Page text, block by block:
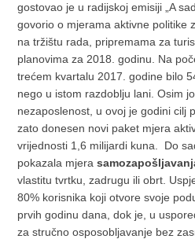
gostovao je u radijskoj emisiji „A
govorio o mjerama aktivne politike
na tržištu rada, pripremama za
planovima za 2018. godinu. Na
trećem kvartalu 2017. godine bilo
nego u istom razdoblju lani. Osim
nezaposlenost, u ovoj je godini cilj
zato donesen novi paket mjera
vrijednosti 1,6 milijardi kuna.
Do
pokazala mjera
vlastitu tvrtku, zadrugu ili obrt.
80% korisnika koji otvore svoje
prvih godinu dana, dok je, u
za stručno osposobljavanje bez